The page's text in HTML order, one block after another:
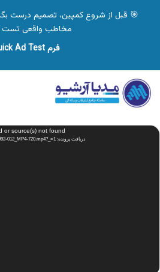
مخاطب واقعی تست
فرم Quick Ad Test
نمایشگر
ویدیو or source(s) not found
دریافت پرونده: https://cdn.mediaarshiv.ir/uploads/2026/02/es041092-012_MP4-720.mp4?_=1